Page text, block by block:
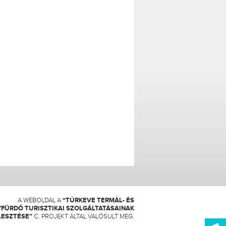
A WEBOLDAL A“TÚRKEVE TERMÁL- ÉS
TURISZTIKAI SZOLGÁLTATÁSAINAK
C. PROJEKT ÁLTAL VALÓSULT MEG.